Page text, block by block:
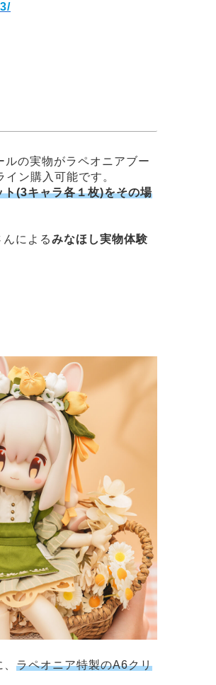
の実物がラペオニアブー
ン購入可能です。
(3キャラ各１枚)をその場
によるみなほし実物体験
ラペオニア特製のA6クリ